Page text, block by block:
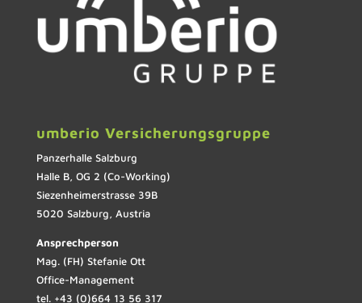
umberio Versicherungsgruppe
Panzerhalle Salzburg
Halle B, OG 2 (Co-Working)
Siezenheimerstrasse 39B
5020 Salzburg, Austria
Ansprechperson
Mag. (FH) Stefanie Ott
Office-Management
tel. +43 (0)664 13 56 317